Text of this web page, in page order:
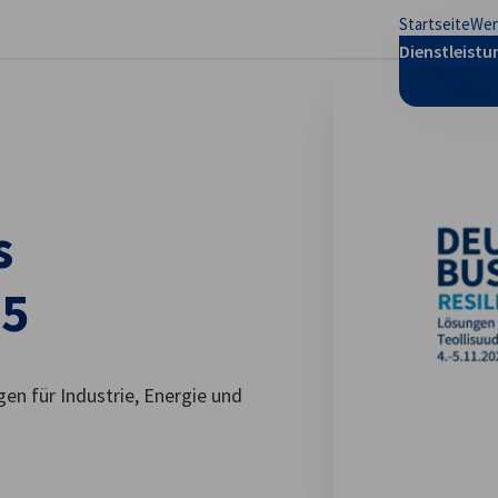
Startseite
für Industrie, Energie und